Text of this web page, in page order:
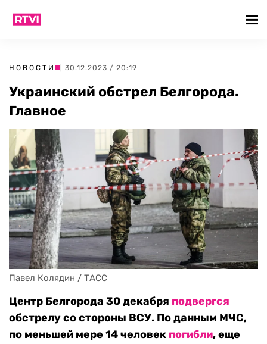
НОВОСТИ | 30.12.2023 / 20:19
Украинский обстрел Белгорода.
Главное
Павел Колядин / ТАСС
Центр Белгорода 30 декабря подвергся
обстрелу со стороны ВСУ. По данным МЧС,
по меньшей мере 14 человек погибли, еще